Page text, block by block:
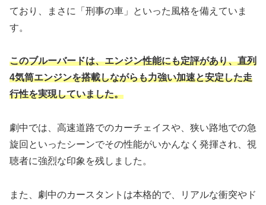
ており、まさに「刑事の車」といった風格を備えていま
す。
このブルーバードは、エンジン性能にも定評があり、直列
4気筒エンジンを搭載しながらも力強い加速と安定した走
行性を実現していました。
劇中では、高速道路でのカーチェイスや、狭い路地での急
旋回といったシーンでその性能がいかんなく発揮され、視
聴者に強烈な印象を残しました。
また、劇中のカースタントは本格的で、リアルな衝突やド